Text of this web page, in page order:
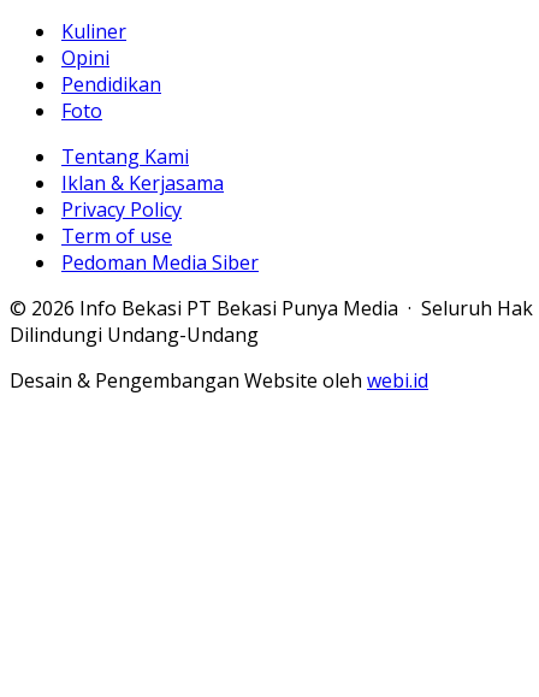
Kuliner
Opini
Pendidikan
Foto
Tentang Kami
Iklan & Kerjasama
Privacy Policy
Term of use
Pedoman Media Siber
© 2026 Info Bekasi PT Bekasi Punya Media · Seluruh Hak
Dilindungi Undang-Undang
Desain & Pengembangan Website oleh webi.id